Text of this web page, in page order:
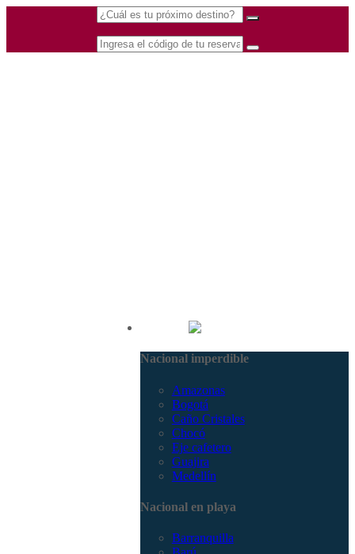
Nacional imperdible
Amazonas
Bogotá
Caño Cristales
Chocó
Eje cafetero
Guajira
Medellín
Nacional en playa
Barranquilla